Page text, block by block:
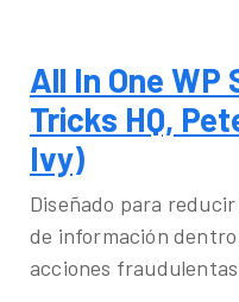
All In One
Tricks HQ,
Ivy)
Diseñado para
de información
acciones